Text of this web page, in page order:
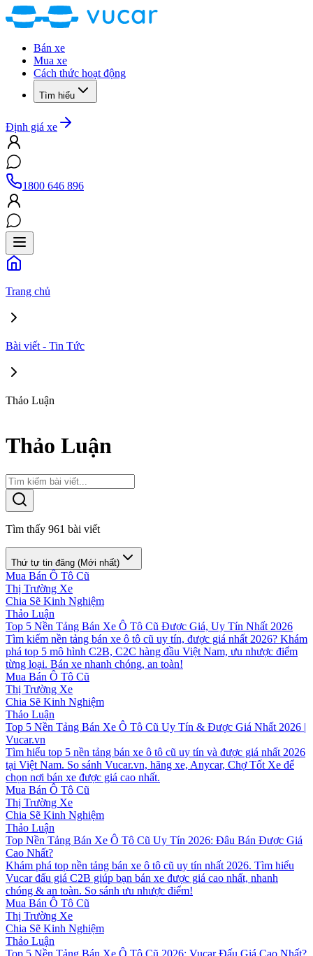
Bán xe
Mua xe
Cách thức hoạt động
Tìm hiểu
Định giá xe
1800 646 896
Trang chủ
Bài viết - Tin Tức
Thảo Luận
Thảo Luận
Tìm thấy 961 bài viết
Thứ tự tin đăng (Mới nhất)
Mua Bán Ô Tô Cũ
Thị Trường Xe
Chia Sẽ Kinh Nghiệm
Thảo Luận
Top 5 Nền Tảng Bán Xe Ô Tô Cũ Được Giá, Uy Tín Nhất 2026
Tìm kiếm nền tảng bán xe ô tô cũ uy tín, được giá nhất 2026? Khám
phá top 5 mô hình C2B, C2C hàng đầu Việt Nam, ưu nhược điểm
từng loại. Bán xe nhanh chóng, an toàn!
Mua Bán Ô Tô Cũ
Thị Trường Xe
Chia Sẽ Kinh Nghiệm
Thảo Luận
Top 5 Nền Tảng Bán Xe Ô Tô Cũ Uy Tín & Được Giá Nhất 2026 |
Vucar.vn
Tìm hiểu top 5 nền tảng bán xe ô tô cũ uy tín và được giá nhất 2026
tại Việt Nam. So sánh Vucar.vn, hãng xe, Anycar, Chợ Tốt Xe để
chọn nơi bán xe được giá cao nhất.
Mua Bán Ô Tô Cũ
Thị Trường Xe
Chia Sẽ Kinh Nghiệm
Thảo Luận
Top Nền Tảng Bán Xe Ô Tô Cũ Uy Tín 2026: Đâu Bán Được Giá
Cao Nhất?
Khám phá top nền tảng bán xe ô tô cũ uy tín nhất 2026. Tìm hiểu
Vucar đấu giá C2B giúp bạn bán xe được giá cao nhất, nhanh
chóng & an toàn. So sánh ưu nhược điểm!
Mua Bán Ô Tô Cũ
Thị Trường Xe
Chia Sẽ Kinh Nghiệm
Thảo Luận
Top 5 Nền Tảng Bán Xe Ô Tô Cũ 2026: Vucar Đấu Giá Cao Nhất?